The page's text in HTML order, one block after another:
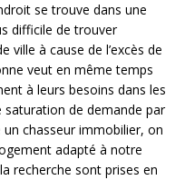
se trouve dans une
difficile de trouver
ville à cause de l’excès de
veut en même temps
à leurs besoins dans les
de demande par
chasseur immobilier, on
adapté à notre
recherche sont prises en